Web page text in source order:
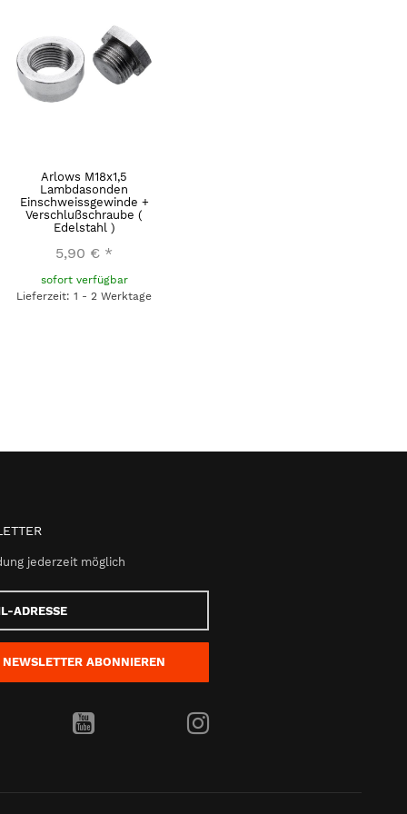
Arlows M18x1,5
Lambdasonden
Einschweissgewinde +
Verschlußschraube (
Edelstahl )
5,90 € *
sofort verfügbar
Lieferzeit: 1 - 2 Werktage
jederzeit möglich
NEWSLETTER ABONNIEREN